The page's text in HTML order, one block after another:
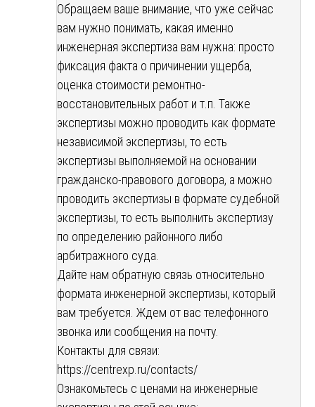
Обращаем ваше внимание, что уже сейчас
вам нужно понимать, какая именно
инженерная экспертиза вам нужна: просто
фиксация факта о причинении ущерба,
оценка стоимости ремонтно-
восстановительных работ и т.п. Также
экспертизы можно проводить как формате
независимой экспертизы, то есть
экспертизы выполняемой на основании
гражданско-правового договора, а можно
проводить экспертизы в формате судебной
экспертизы, то есть выполнить экспертизу
по определению районного либо
арбитражного суда.
Дайте нам обратную связь относительно
формата инженерной экспертизы, который
вам требуется. Ждем от вас телефонного
звонка или сообщения на почту.
Контакты для связи:
https://centrexp.ru/contacts/
Ознакомьтесь с ценами на инженерные